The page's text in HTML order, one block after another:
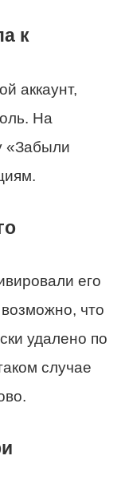
к
аккаунт,
На
«Забыли
его
что
удалено по
случае